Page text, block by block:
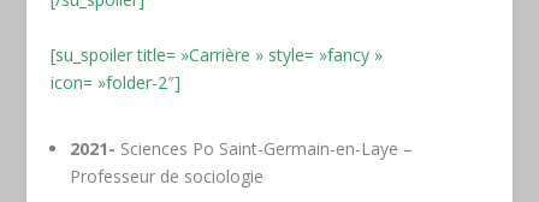
[su_spoiler title= »Carrière » style= »fancy »
icon= »folder-2″]
2021- Sciences Po Saint-Germain-en-Laye –
Professeur de sociologie